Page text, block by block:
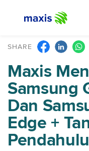
SHARE
Maxis
Samsung
Dan
Edge +